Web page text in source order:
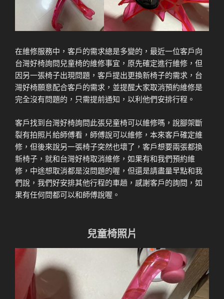
在維修服務中，客戶的需求總是多變的，最近一位客戶向
台灣好椅詢問兒童椅的維修事宜，原先確定進行維修，但
因另一張椅子出現問題，客戶提出更換新椅子的需求，台
灣好椅願意配合客戶的需求，並提醒大家取消預約維修是
完全沒有問題的，只需提前通知，以利他們安排行程。
客戶找到台灣好椅詢問此張兒童椅可以維修嗎，說腳架斷
裂有拍照片給師傅看，師傅說可以維修，本來客戶確定維
修，但後來說另一張椅子突然也壞了，客戶想要兩張都換
新椅子，就和台灣好椅取消維修，如果有和我們預約維
修，中途想取消都是沒問題的喔，但還是請盡量早點和我
們說，我們好安排其他行程的車趟，感謝客戶的詢問，如
果有任何問都可以和師傅說喔。
兒童椅照片